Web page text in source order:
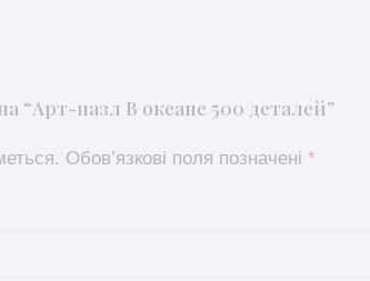
“Арт-пазл В океане 500 деталей”
Обов’язкові поля позначені *